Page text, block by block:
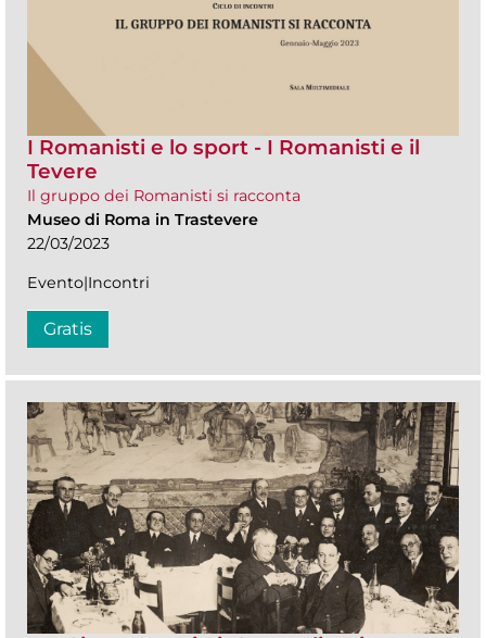
I Romanisti e lo sport - I Romanisti e il
Tevere
Il gruppo dei Romanisti si racconta
Museo di Roma in Trastevere
22/03/2023
Evento|Incontri
Gratis